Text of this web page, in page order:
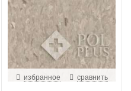
избранное сравнить